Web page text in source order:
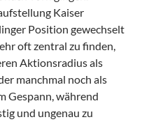
Kaiser
Position gewechselt
oft zentral zu finden,
Aktionsradius als
manchmal noch als
Gespann, während
und ungenau zu